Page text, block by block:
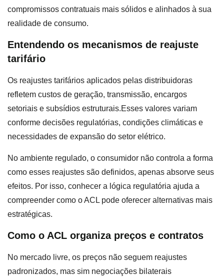
compromissos contratuais mais sólidos e alinhados à sua
realidade de consumo.
Entendendo os mecanismos de reajuste
tarifário
Os reajustes tarifários aplicados pelas distribuidoras
refletem custos de geração, transmissão, encargos
setoriais e subsídios estruturais.Esses valores variam
conforme decisões regulatórias, condições climáticas e
necessidades de expansão do setor elétrico.
No ambiente regulado, o consumidor não controla a forma
como esses reajustes são definidos, apenas absorve seus
efeitos. Por isso, conhecer a lógica regulatória ajuda a
compreender como o ACL pode oferecer alternativas mais
estratégicas.
Como o ACL organiza preços e contratos
No mercado livre, os preços não seguem reajustes
padronizados, mas sim negociações bilaterais